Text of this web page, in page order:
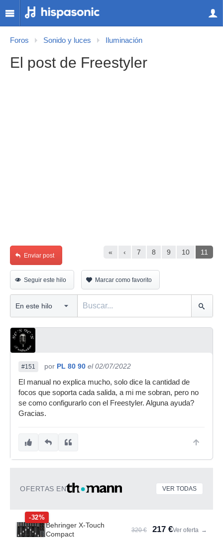
Foros Sonido y luces Iluminación
El post de Freestyler
« ‹ 7 8 9 10 11
Enviar post
Seguir este hilo Marcar como favorito
#151 por PL 80 90 el 02/07/2022
El manual no explica mucho, solo dice la cantidad de
focos que soporta cada salida, a mi me sobran, pero no
se como configurarlo con el Freestyler. Alguna ayuda?
Gracias.
OFERTAS EN VER TODAS
-32%
Behringer X-Touch
Compact
320 € 217 €Ver oferta →